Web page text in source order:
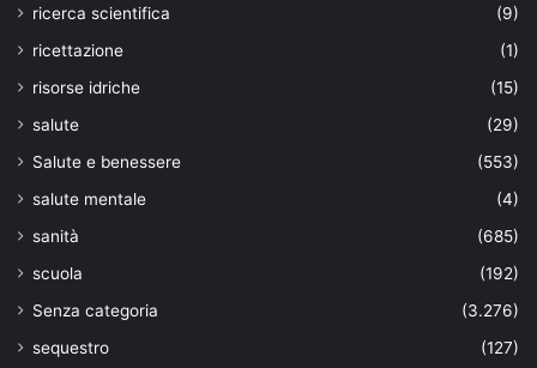
ricerca scientifica
(9)
ricettazione
(1)
risorse idriche
(15)
salute
(29)
Salute e benessere
(553)
salute mentale
(4)
sanità
(685)
scuola
(192)
Senza categoria
(3.276)
sequestro
(127)